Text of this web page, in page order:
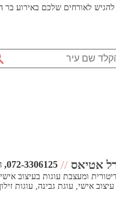
לאורחים שלכם באירוע בר
אטיאס //
072-3306125
ומעצבת עוגות בעיצוב
עיצוב אישי, עוגת גבינה, עוגות